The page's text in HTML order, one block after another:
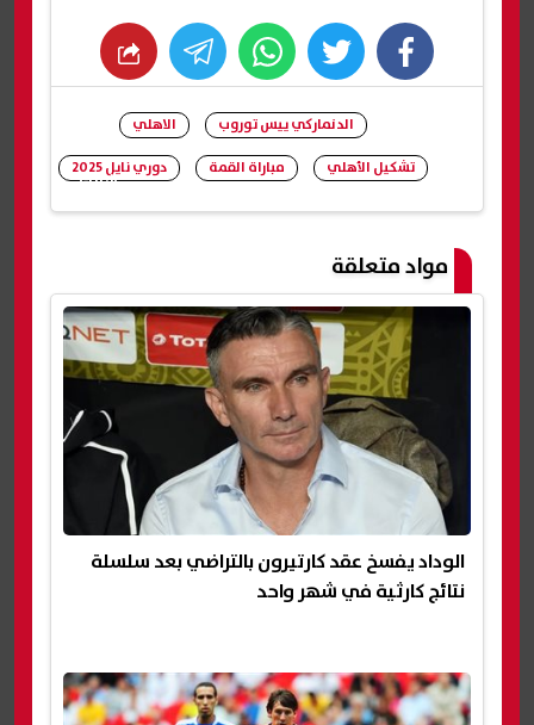
facebook
twitter
whats
شارك
الدنماركي ييس توروب
الاهلي
تشكيل الأهلي
مباراة القمة دوري نايل 2025
مواد متعلقة
الوداد يفسخ عقد كارتيرون بالتراضي بعد سلسلة
نتائج كارثية في شهر واحد